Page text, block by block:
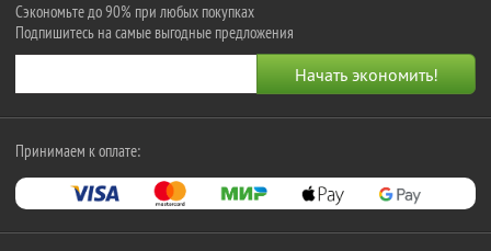
Сэкономьте до 90% при любых покупках
Подпишитесь на самые выгодные предложения
Принимаем к оплате: